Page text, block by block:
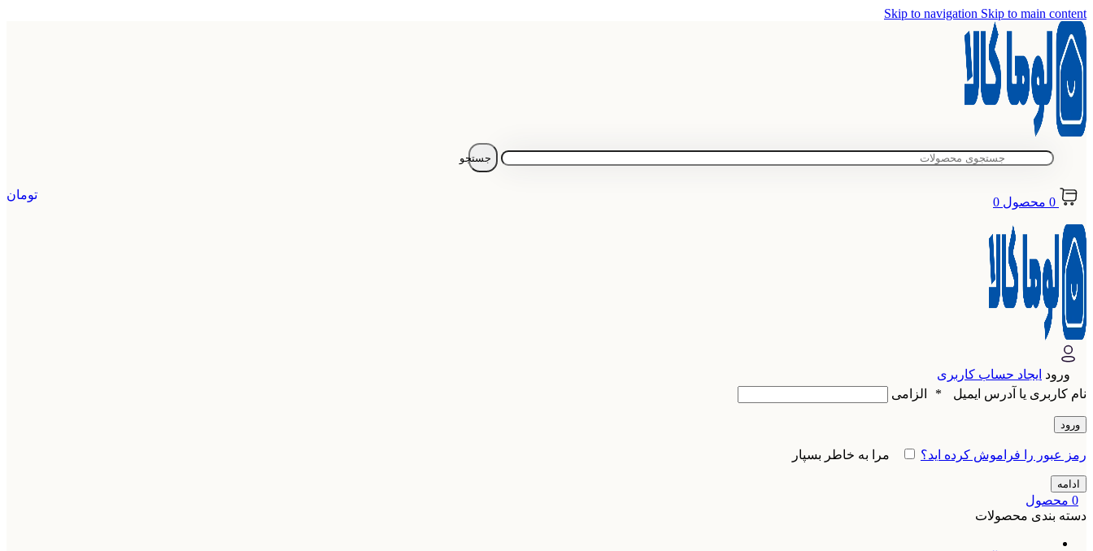
Skip to navigation Skip to main content
جستجو
0 محصول 0
تومان
ورود ایجاد حساب کاربری
نام کاربری یا آدرس ایمیل
* الزامی
ورود
رمز عبور را فراموش کرده اید؟ مرا به خاطر بسپار
ادامه
0 محصول
دسته بندی محصولات